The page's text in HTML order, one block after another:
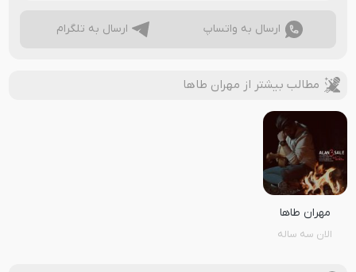
ارسال به واتساپ ارسال به تلگرام
مطالب بیشتر از مهران طاها
مهران طاها
الان سه ساله